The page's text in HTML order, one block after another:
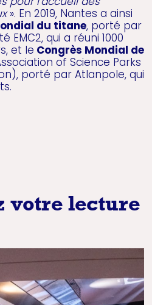
». En 2019, Nantes a ainsi
du titane, porté par
qui a réuni 1000
et le Congrès Mondial de
of Science Parks
porté par Atlanpole, qui
votre lecture